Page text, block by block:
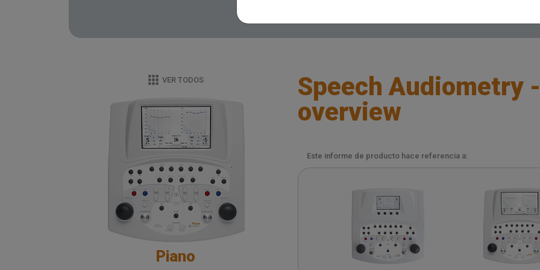
Speech Audiometry
overview
Este informe de producto hace referencia a:
VER TODOS
Piano